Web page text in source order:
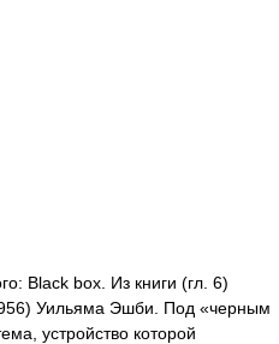
Black box. Из книги (гл. 6)
Уильяма Эшби. Под «черным
устройство которой